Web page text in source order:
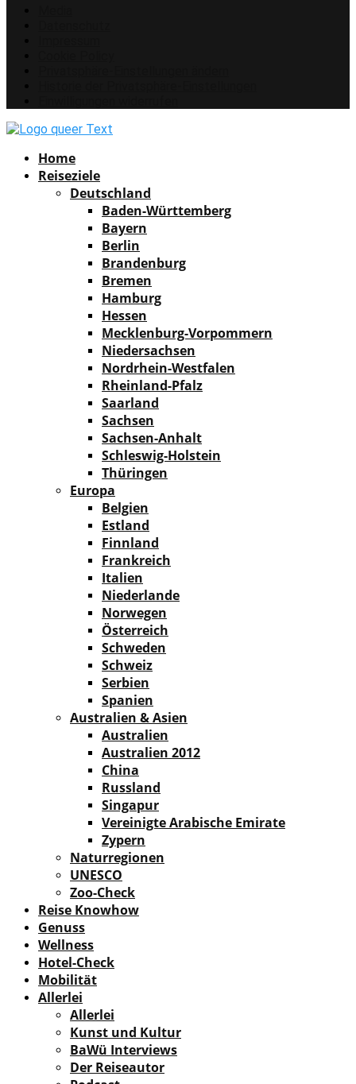
Home
Reiseziele
Deutschland
Baden-Württemberg
Bayern
Berlin
Brandenburg
Bremen
Hamburg
Hessen
Mecklenburg-Vorpommern
Niedersachsen
Nordrhein-Westfalen
Rheinland-Pfalz
Saarland
Sachsen
Sachsen-Anhalt
Schleswig-Holstein
Thüringen
Europa
Belgien
Estland
Finnland
Frankreich
Italien
Niederlande
Norwegen
Österreich
Schweden
Schweiz
Serbien
Spanien
Australien & Asien
Australien
Australien 2012
China
Russland
Singapur
Vereinigte Arabische Emirate
Zypern
Naturregionen
UNESCO
Zoo-Check
Reise Knowhow
Genuss
Wellness
Hotel-Check
Mobilität
Allerlei
Allerlei
Kunst und Kultur
BaWü Interviews
Der Reiseautor